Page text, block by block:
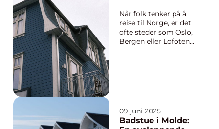
Når folk tenker på å
reise til Norge, er det
ofte steder som Oslo,
Bergen eller Lofoten
kjent for sin fantastis...
09 juni 2025
Badstue i Molde: